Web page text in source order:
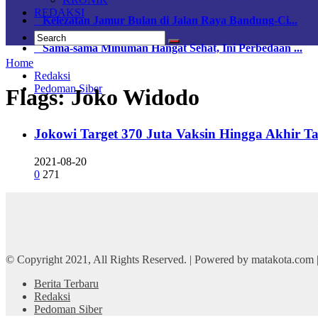
Kelezatan Jamur Bulan di Jalan Raya Bandung-Ci...
Sama-sama Minuman Hangat Sehat, Ini Perbedaan ...
Redaksi
Pedoman Siber
REDAKSI
Home
Flags:Joko Widodo
Jokowi Target 370 Juta Vaksin Hingga Akhir
2021-08-20
0 271
© Copyright 2021, All Rights Reserved. | Powered by matakota.com
Berita Terbaru
Redaksi
Pedoman Siber